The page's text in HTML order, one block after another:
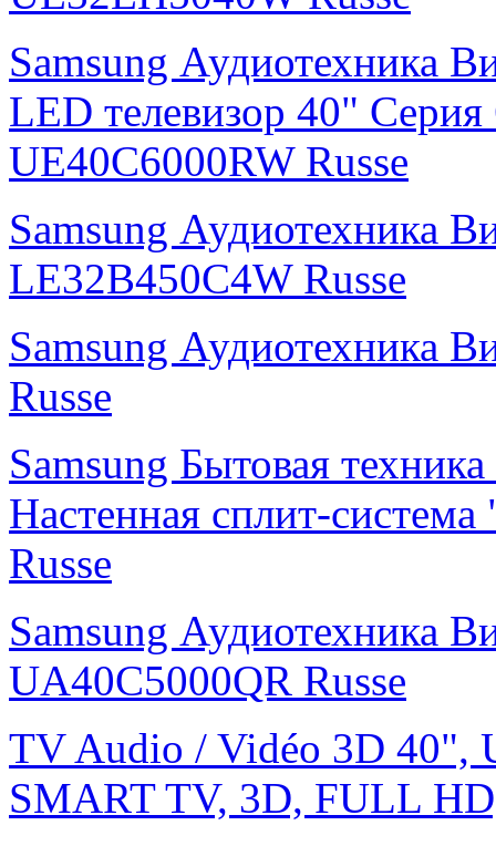
Samsung Аудиотехника
LED телевизор 40"
UE40C6000RW Russe
Samsung Аудиотехника
LE32B450C4W Russe
Samsung Аудиотехника
Russe
Samsung Бытовая
Настенная сплит-
Russe
Samsung Аудиотехника
UA40C5000QR Russe
TV Audio / Vidéo 3D 40",
SMART TV, 3D, FULL